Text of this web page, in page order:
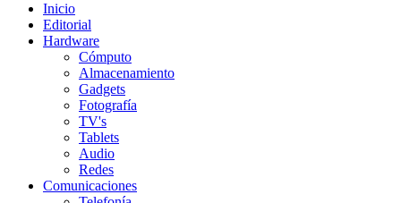
Inicio
Editorial
Hardware
Cómputo
Almacenamiento
Gadgets
Fotografía
TV's
Tablets
Audio
Redes
Comunicaciones